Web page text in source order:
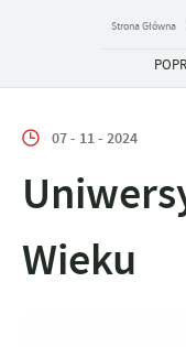
Strona Główna
07 - 11 - 2024
Wieku